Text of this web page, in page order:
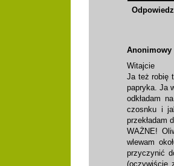
Odpowiedz
Anonimowy
Witajcie
Ja też robię
papryka. Ja
odkładam
czosnku i
przekładam
WAŻNE!
wlewam
przyczynić
(oczywiście